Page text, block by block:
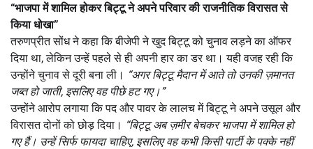
“भाजपा में शामिल होकर बिट्टू ने अपने परिवार की राजनीतिक विरासत से
किया धोखा”
तरुणप्रीत सोंध ने कहा कि बीजेपी ने खुद बिट्टू को चुनाव लड़ने का ऑफर
दिया था, लेकिन उन्हें पहले से ही अपनी हार का डर था। यही वजह रही कि
उन्होंने चुनाव से दूरी बना ली। “अगर बिट्टू मैदान में आते तो उनकी ज़मानत
जब्त हो जाती, इसलिए वह पीछे हट गए।”
उन्होंने आरोप लगाया कि पद और पावर के लालच में बिट्टू ने अपने उसूल और
विरासत दोनों को छोड़ दिया। “बिट्टू अब ज़मीर बेचकर भाजपा में शामिल हो
गए हैं। उन्हें सिर्फ फायदा चाहिए, इसलिए वह कभी किसी पार्टी के पक्के नहीं